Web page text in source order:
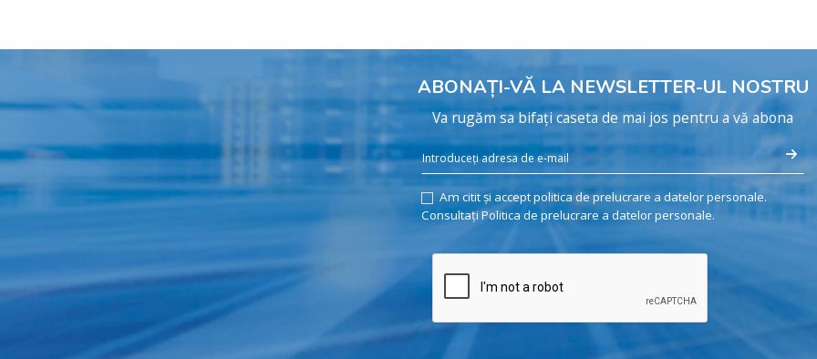
ABONAȚI-VĂ LA NEWSLETTER-UL NOSTRU
Va rugăm sa bifați caseta de mai jos pentru a vă abona
Am citit și accept politica de prelucrare a datelor personale.
Consultați Politica de prelucrare a datelor personale.